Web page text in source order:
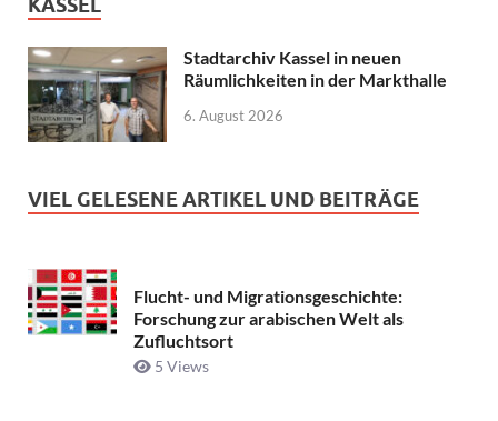
KASSEL
Stadtarchiv Kassel in neuen
Räumlichkeiten in der Markthalle
6. August 2026
VIEL GELESENE ARTIKEL UND BEITRÄGE
Flucht- und Migrationsgeschichte:
Forschung zur arabischen Welt als
Zufluchtsort
5 Views